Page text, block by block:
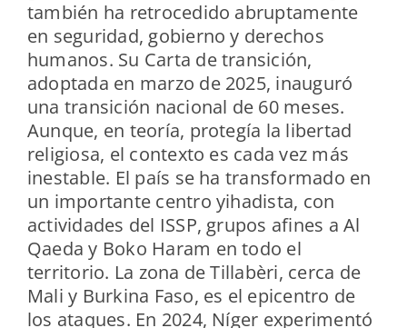
también ha retrocedido abruptamente
en seguridad, gobierno y derechos
humanos. Su Carta de transición,
adoptada en marzo de 2025, inauguró
una transición nacional de 60 meses.
Aunque, en teoría, protegía la libertad
religiosa, el contexto es cada vez más
inestable. El país se ha transformado en
un importante centro yihadista, con
actividades del ISSP, grupos afines a Al
Qaeda y Boko Haram en todo el
territorio. La zona de Tillabèri, cerca de
Mali y Burkina Faso, es el epicentro de
los ataques. En 2024, Níger experimentó